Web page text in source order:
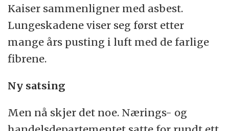
Kaiser sammenligner med asbest.
Lungeskadene viser seg først etter
mange års pusting i luft med de farlige
fibrene.
Ny satsing
Men nå skjer det noe. Nærings- og